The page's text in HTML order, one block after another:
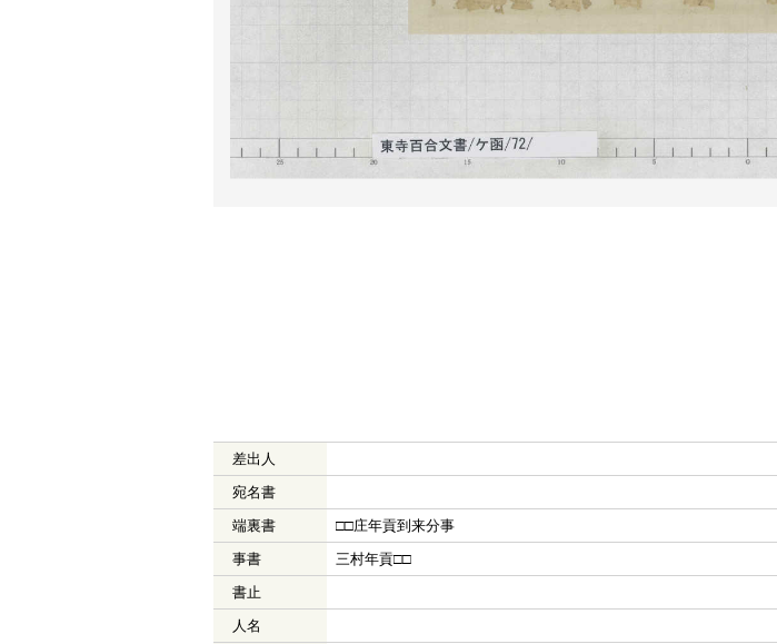
差出人
宛名書
端裏書
□□庄年貢到来分事
事書
三村年貢□□
書止
人名